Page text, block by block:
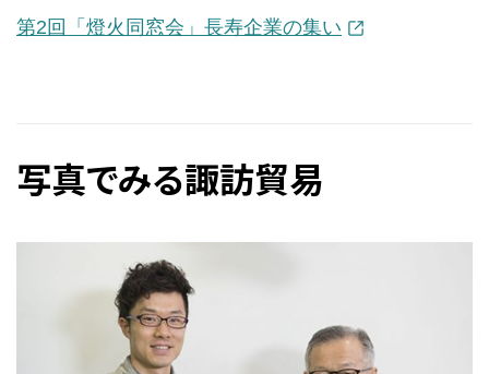
第2回「燈火同窓会」長寿企業の集い
写真でみる諏訪貿易